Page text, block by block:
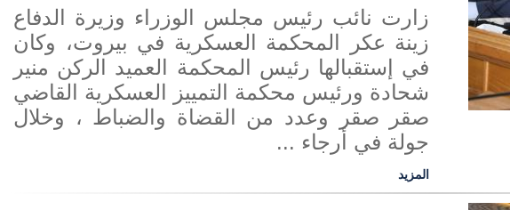
زارت نائب رئيس مجلس الوزراء وزيرة الدفاع
زينة عكر المحكمة العسكرية في بيروت، وكان
في إستقبالها رئيس المحكمة العميد الركن منير
شحادة ورئيس محكمة التمييز العسكرية القاضي
صقر صقر وعدد من القضاة والضباط ، وخلال
جولة في أرجاء ...
المزيد